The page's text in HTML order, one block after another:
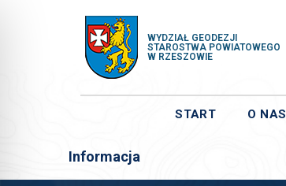
WYDZIAŁ GEODEZJI
STAROSTWA POWIATOWEGO
W RZESZOWIE
START O NAS
Informacja